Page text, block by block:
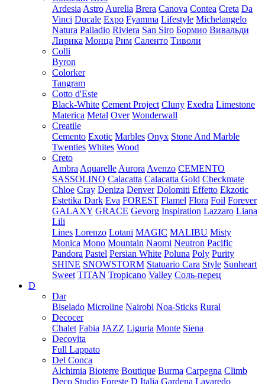
Ardesia Astro Aurelia Brera Canova Contea Creta Da
Vinci Ducale Expo Fyamma Lifestyle Michelangelo
Natura Palladio Riviera San Siro Бормио Вивальди
Лирика Монца Рим Саленто Тиволи
Colli
Byron
Colorker
Tangram
Cotto d'Este
Black-White Cement Project Cluny Exedra Limestone
Materica Metal Over Wonderwall
Creatile
Cemento Exotic Marbles Onyx Stone And Marble
Twenties Whites Wood
Creto
Ambra Aquarelle Aurora Avenzo CEMENTO
SASSOLINO Calacatta Calacatta Gold Checkmate
Chloe Cray Deniza Denver Dolomiti Effetto Ekzotic
Estetika Dark Eva FOREST Flamel Flora Foil Forever
GALAXY GRACE Gevorg Inspiration Lazzaro Liana
Lili
Lines Lorenzo Lotani MAGIC MALIBU Misty
Monica Mono Mountain Naomi Neutron Pacific
Pandora Pastel Persian White Poluna Poly Purity
SHINE SNOWSTORM Statuario Cara Style Sunheart
Sweet TITAN Tropicano Valley Соль-перец
D
Dar
Biselado Microline Nairobi Noa-Sticks Rural
Decocer
Chalet Fabia JAZZ Liguria Monte Siena
Decovita
Full Lappato
Del Conca
Alchimia Bioterre Boutique Burma Carpegna Climb
Deco Studio Foreste D Italia Gardena Lavaredo